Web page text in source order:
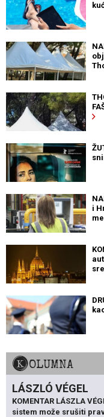
i
KOLUMNA
LÁSZLÓ VÉGEL
KOMENTAR LÁSZLA
sistem može srušiti